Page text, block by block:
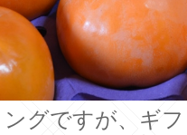
グですが、ギ